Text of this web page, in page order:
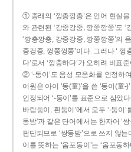
① 종래의 ‘깡총깡총’은 언어 현실을
와 관련된 ‘강중강중, 깡쭝깡쭝’도
‘깡충깡충, 강중강중, 깡쭝깡쭝’의
중겅중, 껑쭝껑쭝’이다. 그러나 ‘ 껑
다’로서 ‘깡충하다’가 오히려 비표
② ‘-동이’도 음성 모음화를 인정하
어원은 아이 ‘동(童)’을 쓴 ‘동이(童
인정되어 ‘-둥이’를 표준으로 삼았
바람둥이, 흰둥이’에서 모두 ‘-둥이’
동밤’과 같은 단어에서는 한자어 ‘
판단되므로 ‘쌍둥밤’으로 쓰지 않
이를 뜻하는 ‘옴포동이’는 ‘옴포동